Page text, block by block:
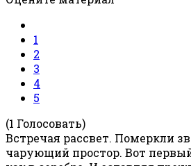
1
2
3
4
5
(1 Голосовать)
Встречая рассвет. Померкли
чарующий простор. Вот